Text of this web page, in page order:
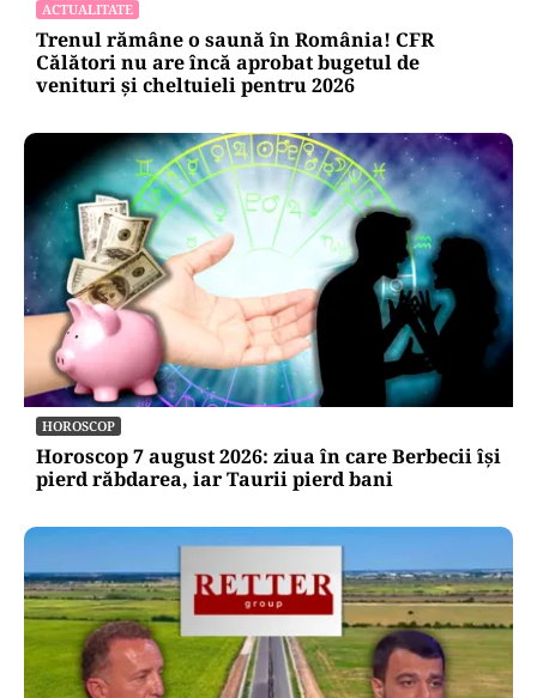
ACTUALITATE
Trenul rămâne o saună în România! CFR
Călători nu are încă aprobat bugetul de
venituri și cheltuieli pentru 2026
HOROSCOP
Horoscop 7 august 2026: ziua în care Berbecii își
pierd răbdarea, iar Taurii pierd bani